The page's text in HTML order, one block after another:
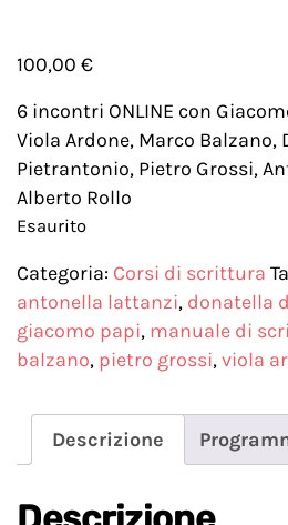
100,00 €
6 incontri ONLINE con
Viola Ardone, Marco Balzano,
Pietrantonio, Pietro Grossi,
Alberto Rollo
Esaurito
Categoria: Corsi di scrittura
antonella lattanzi, donatella
giacomo papi, manuale di
balzano, pietro grossi,viola
Descrizione